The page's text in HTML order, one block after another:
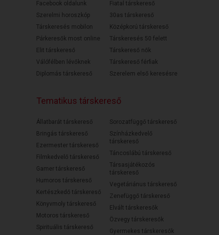
Facebook oldalunk
Szerelmi horoszkóp
Társkeresés mobilon
Párkeresők most online
Elit társkereső
Válófélben lévőknek
Diplomás társkereső
Fiatal társkereső
30as társkereső
Középkorú társkereső
Társkeresés 50 felett
Társkereső nők
Társkereső férfiak
Szerelem első keresésre
Tematikus társkereső
Állatbarát társkereső
Bringás társkereső
Ezermester társkereső
Filmkedvelő társkereső
Gamer társkereső
Humoros társkereső
Kertészkedő társkereső
Könyvmoly társkereső
Motoros társkereső
Spirituális társkereső
Sorozatfüggő társkereső
Színházkedvelő
társkereső
Táncoslábú társkereső
Társasjátékozós
társkereső
Vegetáriánus társkereső
Zenefüggő társkereső
Elvált társkeresők
Özvegy társkeresők
Gyermekes társkeresők